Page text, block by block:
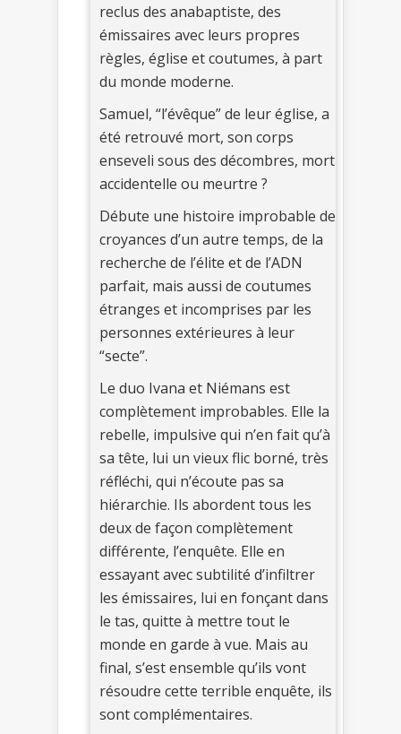
reclus des anabaptiste, des
émissaires avec leurs propres
règles, église et coutumes, à part
du monde moderne.
Samuel, “l’évêque” de leur église, a
été retrouvé mort, son corps
enseveli sous des décombres, mort
accidentelle ou meurtre ?
Débute une histoire improbable de
croyances d’un autre temps, de la
recherche de l’élite et de l’ADN
parfait, mais aussi de coutumes
étranges et incomprises par les
personnes extérieures à leur
“secte”.
Le duo Ivana et Niémans est
complètement improbables. Elle la
rebelle, impulsive qui n’en fait qu’à
sa tête, lui un vieux flic borné, très
réfléchi, qui n’écoute pas sa
hiérarchie. Ils abordent tous les
deux de façon complètement
différente, l’enquête. Elle en
essayant avec subtilité d’infiltrer
les émissaires, lui en fonçant dans
le tas, quitte à mettre tout le
monde en garde à vue. Mais au
final, s’est ensemble qu’ils vont
résoudre cette terrible enquête, ils
sont complémentaires.